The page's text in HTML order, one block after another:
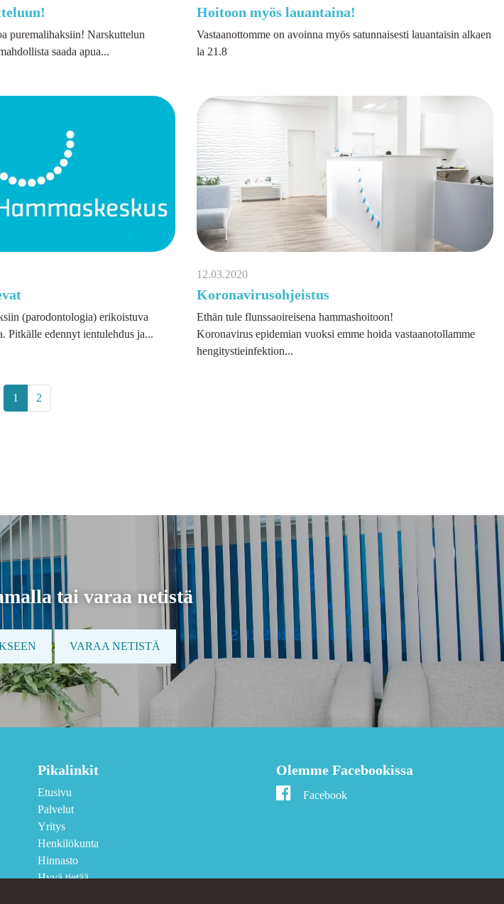
puremalihaksiin! Narskuttelun
saada apua...
Hoitoon myös lauantaina!
Vastaanottomme on avoinna myös satunnaisesti lauantaisin alkaen
la 21.8
(parodontologia) erikoistuva
Pitkälle edennyt ientulehdus ja...
12.03.2020
Koronavirusohjeistus
Ethän tule flunssaoireisena hammashoitoon!
Koronavirus epidemian vuoksi emme hoida vastaanotollamme
hengitystieinfektion...
1 2
tai varaa netistä
VARAA NETISTÄ
Pikalinkit
Etusivu
Palvelut
Yritys
Henkilökunta
Hinnasto
Hyvä tietää
Olemme Facebookissa
Facebook